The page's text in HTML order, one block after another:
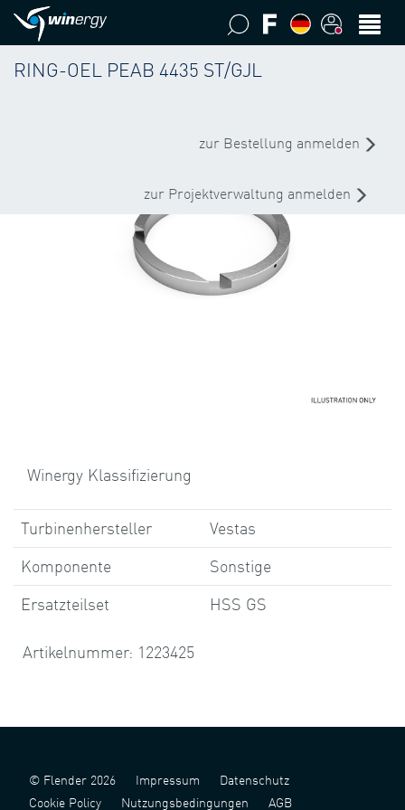
RING-OEL PEAB 4435 ST/GJL
zur Bestellung anmelden
zur Projektverwaltung anmelden
Winergy Klassifizierung
Turbinenhersteller
Vestas
Komponente
Sonstige
Ersatzteilset
HSS GS
Artikelnummer: 1223425
© Flender 2026 Impressum
Datenschutz
Cookie Policy
Nutzungsbedingungen AGB